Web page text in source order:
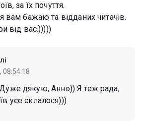
за їх почуття.
вам бажаю та відданих читачів.
від вас.)))))
08:54:18
дякую, Анно)) Я теж рада,
усе склалося)))